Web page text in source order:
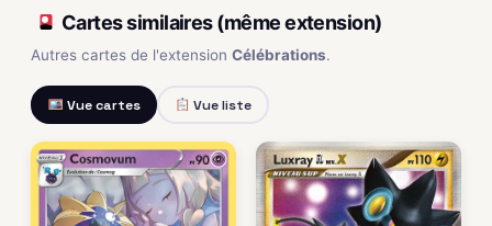
Cartes similaires (même extension)
Autres cartes de l'extension Célébrations.
Vue cartes Vue liste